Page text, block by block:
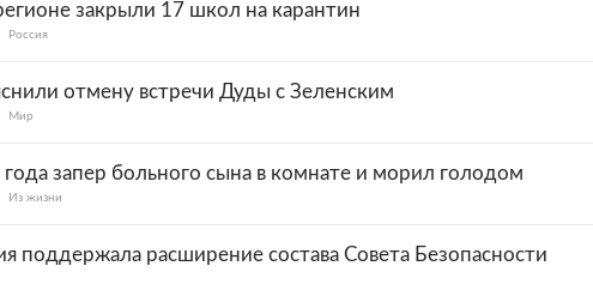
закрыли 17 школ на карантин
Россия
отмену встречи Дуды с Зеленским
Мир
года запер больного сына в комнате и морил голодом
Из жизни
поддержала расширение состава Совета Безопасности